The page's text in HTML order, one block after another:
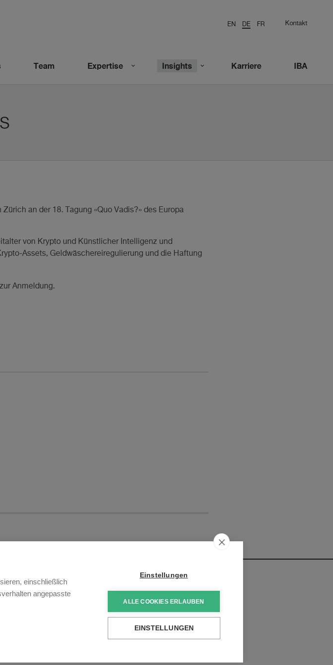
EN DE FR Kontakt
Team Expertise Insights Karriere IBA
Zürich an der 18. Tagung «Quo Vadis?» des Europa
von Krypto und Künstlicher Intelligenz und
Assets, Geldwäschereiregulierung und die Haftung
Anmeldung.
rechtlichen Trends und Entwicklungen zu erhalten:
einschließlich
angepasste
Einstellungen
ALLE COOKIES ERLAUBEN
EINSTELLUNGEN